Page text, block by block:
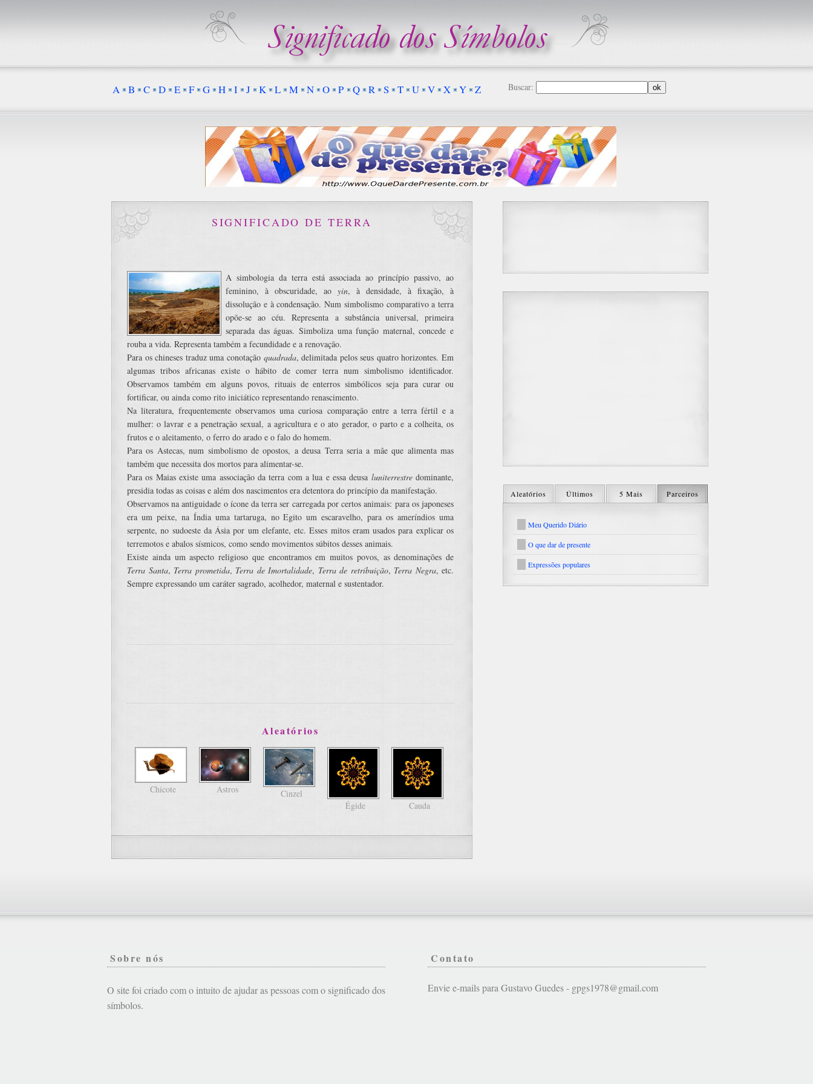
SIGNIFICADO DE TERRA
A simbologia da terra está associada ao princípio passivo, ao
feminino, à obscuridade, ao yin, à densidade, à fixação, à
dissolução e à condensação. Num simbolismo comparativo a terra
opõe-se ao céu. Representa a substância universal, primeira
separada das águas. Simboliza uma função maternal, concede e
rouba a vida. Representa também a fecundidade e a renovação.
Para os chineses traduz uma conotação quadrada, delimitada pelos seus quatro horizontes. Em
algumas tribos africanas existe o hábito de comer terra num simbolismo identificador.
Observamos também em alguns povos, rituais de enterros simbólicos seja para curar ou
fortificar, ou ainda como rito iniciático representando renascimento.
Na literatura, frequentemente observamos uma curiosa comparação entre a terra fértil e a
mulher: o lavrar e a penetração sexual, a agricultura e o ato gerador, o parto e a colheita, os
frutos e o aleitamento, o ferro do arado e o falo do homem.
Para os Astecas, num simbolismo de opostos, a deusa Terra seria a mãe que alimenta mas
também que necessita dos mortos para alimentar-se.
Para os Maias existe uma associação da terra com a lua e essa deusa luniterrestredominante,
presidia todas as coisas e além dos nascimentos era detentora do princípio da manifestação.
Observamos na antiguidade o ícone da terra ser carregada por certos animais: para os japoneses
era um peixe, na Índia uma tartaruga, no Egito um escaravelho, para os ameríndios uma
serpente, no sudoeste da Ásia por um elefante, etc. Esses mitos eram usados para explicar os
terremotos e abalos sísmicos, como sendo movimentos súbitos desses animais.
Existe ainda um aspecto religioso que encontramos em muitos povos, as denominações de
Terra Santa, Terra prometida, Terra de Imortalidade, Terra de retribuição, Terra Negra, etc.
Sempre expressando um caráter sagrado, acolhedor, maternal e sustentador.
Aleatórios
Chicote Astros
Cinzel
Égide
Cauda
A B C D E F G H I J K L M N O P Q R S T U V X Y Z Buscar:
Aleatórios Últimos 5 Mais Parceiros
Meu Querido Diário
O que dar de presente
Expressões populares
Sobre nós
O site foi criado com o intuito de ajudar as pessoas com o significado dos
símbolos.
Contato
Envie e-mails para Gustavo Guedes - gpgs1978@gmail.com